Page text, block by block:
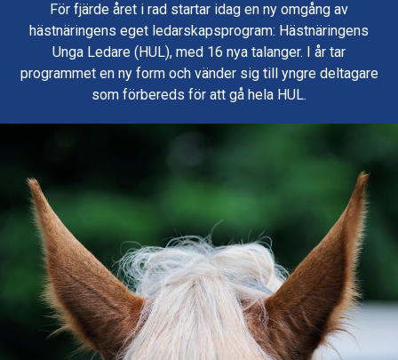
För fjärde året i rad startar idag en ny omgång av
hästnäringens eget ledarskapsprogram: Hästnäringens
Unga Ledare (HUL), med 16 nya talanger. I år tar
programmet en ny form och vänder sig till yngre deltagare
som förbereds för att gå hela HUL.